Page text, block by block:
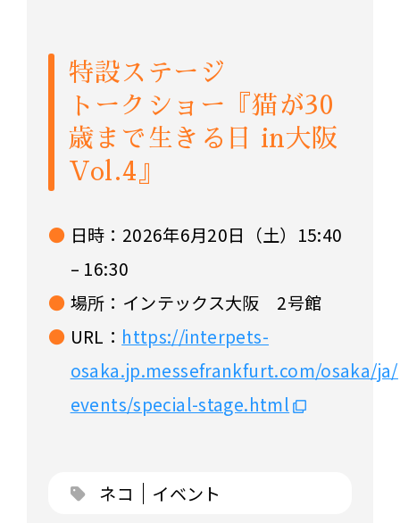
特設ステージ
トークショー『猫が30
歳まで生きる日 in大阪
Vol.4』
日時：2026年6月20日（土）15:40
– 16:30
場所：インテックス大阪 2号館
URL： https://interpets-
osaka.jp.messefrankfurt.com/osaka/
events/special-stage.html
ネコ イベント